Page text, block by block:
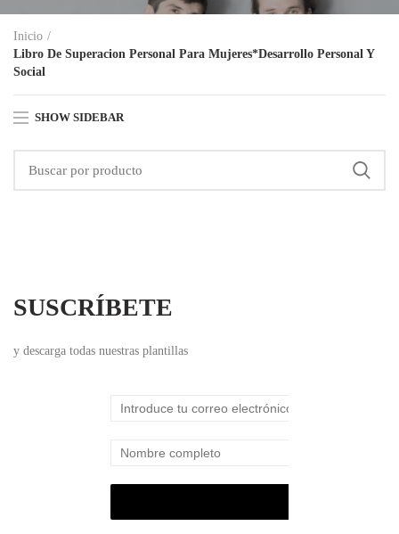
Inicio
Libro De Superacion Personal Para Mujeres*Desarrollo Personal Y
Social
SHOW SIDEBAR
SUSCRÍBETE
y descarga todas nuestras plantillas